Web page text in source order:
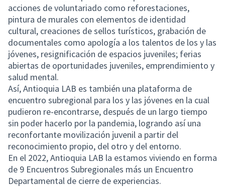
acciones de voluntariado como reforestaciones,
pintura de murales con elementos de identidad
cultural, creaciones de sellos turísticos, grabación de
documentales como apología a los talentos de los y las
jóvenes, resignificación de espacios juveniles; ferias
abiertas de oportunidades juveniles, emprendimiento y
salud mental.
Así, Antioquia LAB es también una plataforma de
encuentro subregional para los y las jóvenes en la cual
pudieron re-encontrarse, después de un largo tiempo
sin poder hacerlo por la pandemia, logrando así una
reconfortante movilización juvenil a partir del
reconocimiento propio, del otro y del entorno.
En el 2022, Antioquia LAB la estamos viviendo en forma
de 9 Encuentros Subregionales más un Encuentro
Departamental de cierre de experiencias.